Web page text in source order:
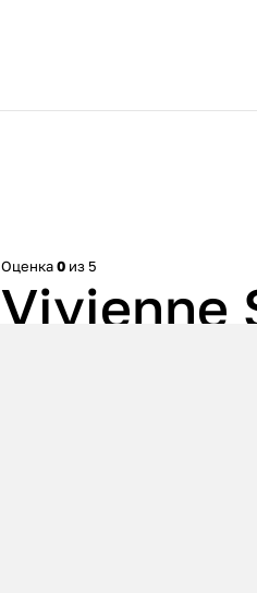
Оценка0 из 5
Vivienne